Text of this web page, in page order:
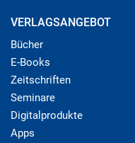
VERLAGSANGEBOT
Bücher
E-Books
Zeitschriften
Seminare
Digitalprodukte
Apps